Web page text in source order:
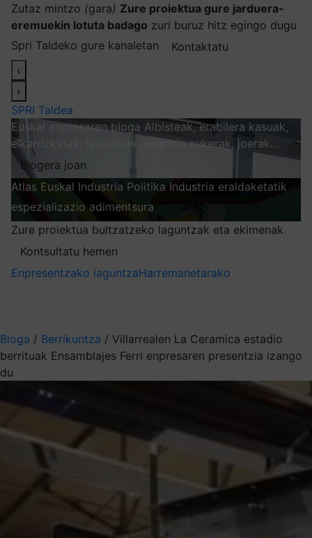
Zutaz mintzo (gara) Zure proiektua gure jarduera-
eremuekin lotuta badago zuri buruz hitz egingo dugu
Spri Taldeko gure kanaletan
Kontaktatu
‹
›
SPRI Taldea
Euskal enpresaren bloga Albisteak, erabilera kasuak,
elkarrizketak, laguntzak, negozio aukerak, joerak…
Blogera joan
Atlas Euskal Industria Politika Industria eraldaketatik
espezializazio adimentsura
Zure proiektua bultzatzeko laguntzak eta ekimenak
Kontsultatu hemen
Enpresentzako laguntzaHarremanetarako
Bloga / Berrikuntza / Villarrealen La Ceramica estadio
berrituak Ensamblajes Ferri enpresaren presentzia izango
du